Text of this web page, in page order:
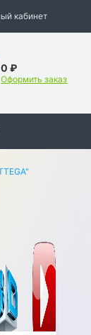
кабинет
0 ₽
Оформить заказ